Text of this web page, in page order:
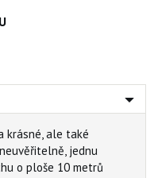
krásné, ale také
jednu
o ploše 10 metrů